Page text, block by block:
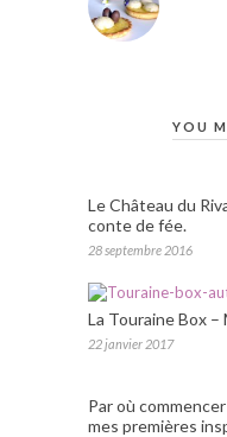
YOU
Le Château du
conte de fée.
28 septembre 2016
La Touraine Box
22 janvier 2017
Par où
mes premières